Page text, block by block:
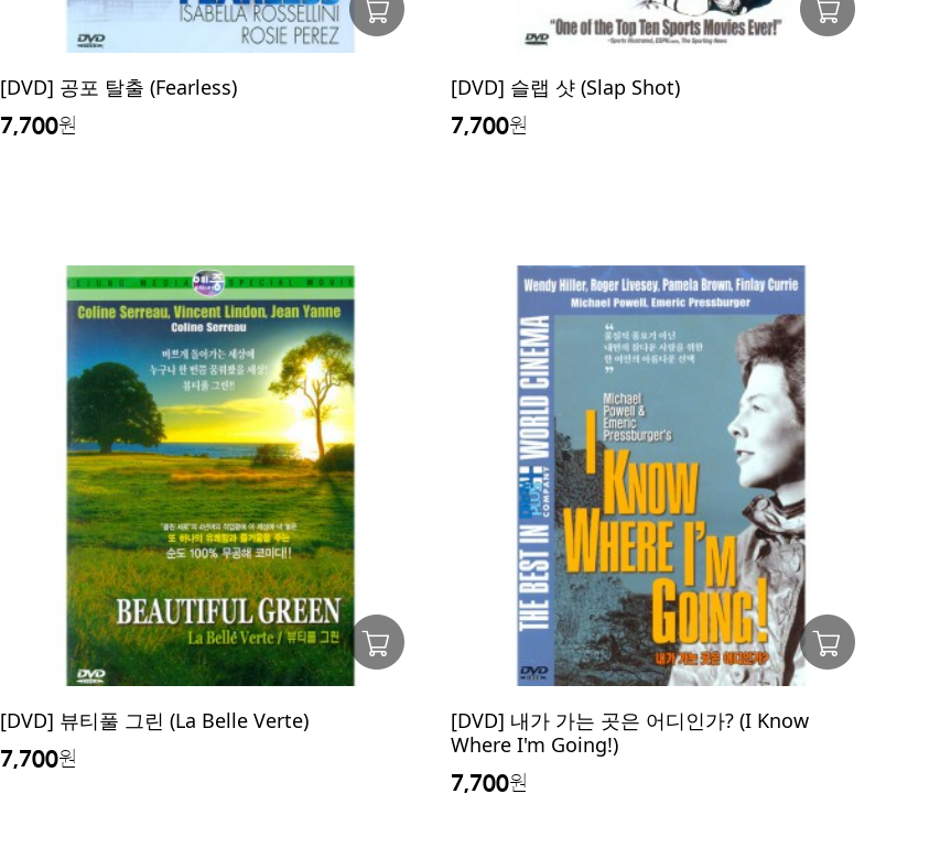
[DVD] 공포 탈출 (Fearless)
7,700원
[DVD] 슬랩 샷 (Slap Shot)
7,700원
[DVD] 뷰티풀 그린 (La Belle Verte)
7,700원
[DVD] 내가 가는 곳은 어디인가? (I Know
Where I'm Going!)
7,700원